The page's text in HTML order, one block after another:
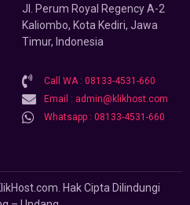
Jl. Perum Royal Regency A-2
Kaliombo, Kota Kediri, Jawa
Timur, Indonesia
Call WA : 08133-4531-660
Email : admin@klikhost.com
Whatsapp : 08133-4531-660
Hak Cipta Dilindungi